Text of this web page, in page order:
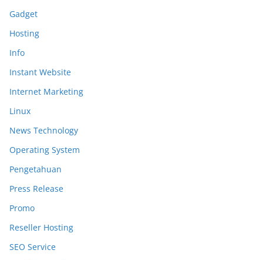
Gadget
Hosting
Info
Instant Website
Internet Marketing
Linux
News Technology
Operating System
Pengetahuan
Press Release
Promo
Reseller Hosting
SEO Service